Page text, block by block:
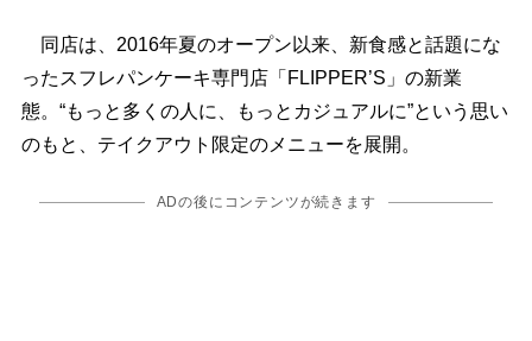
同店は、2016年夏のオープン以来、新食感と話題にな
ったスフレパンケーキ専門店「FLIPPER’S」の新業
態。“もっと多くの人に、もっとカジュアルに”という思い
のもと、テイクアウト限定のメニューを展開。
ADの後にコンテンツが続きます